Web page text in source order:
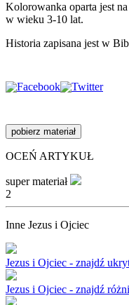
Kolorowanka oparta jest
w wieku 3-10 lat.
Historia zapisana jest w
pobierz materiał
OCEŃ ARTYKUŁ
super materiał
2
Inne Jezus i Ojciec
Jezus i Ojciec - znajdź
Jezus i Ojciec - znajdź